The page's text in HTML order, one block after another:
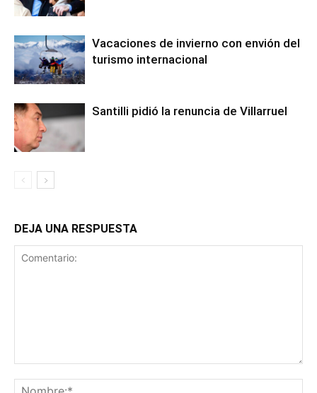
Vacaciones de invierno con envión del
turismo internacional
Santilli pidió la renuncia de Villarruel
DEJA UNA RESPUESTA